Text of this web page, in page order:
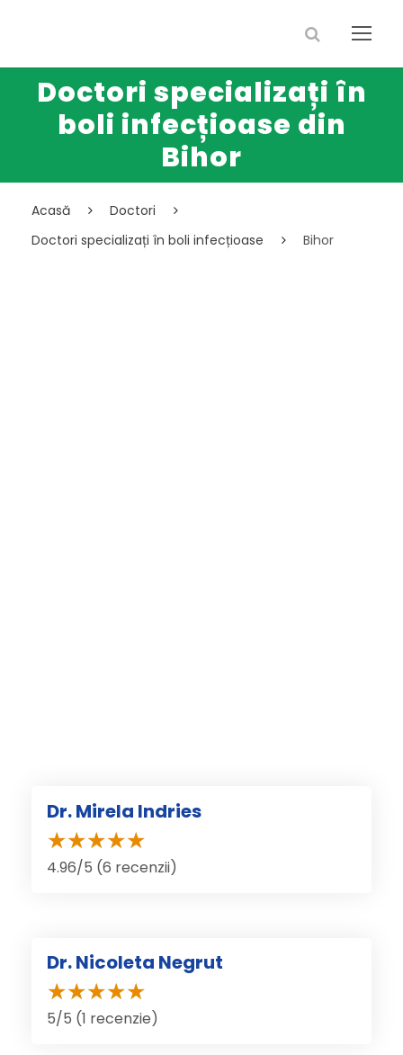
Doctori specializați în
boli infecțioase din
Bihor
Acasă
Doctori
Doctori specializați în boli infecțioase
Bihor
Dr. Mirela Indries
4.96/5 (6 recenzii)
Dr. Nicoleta Negrut
5/5 (1 recenzie)